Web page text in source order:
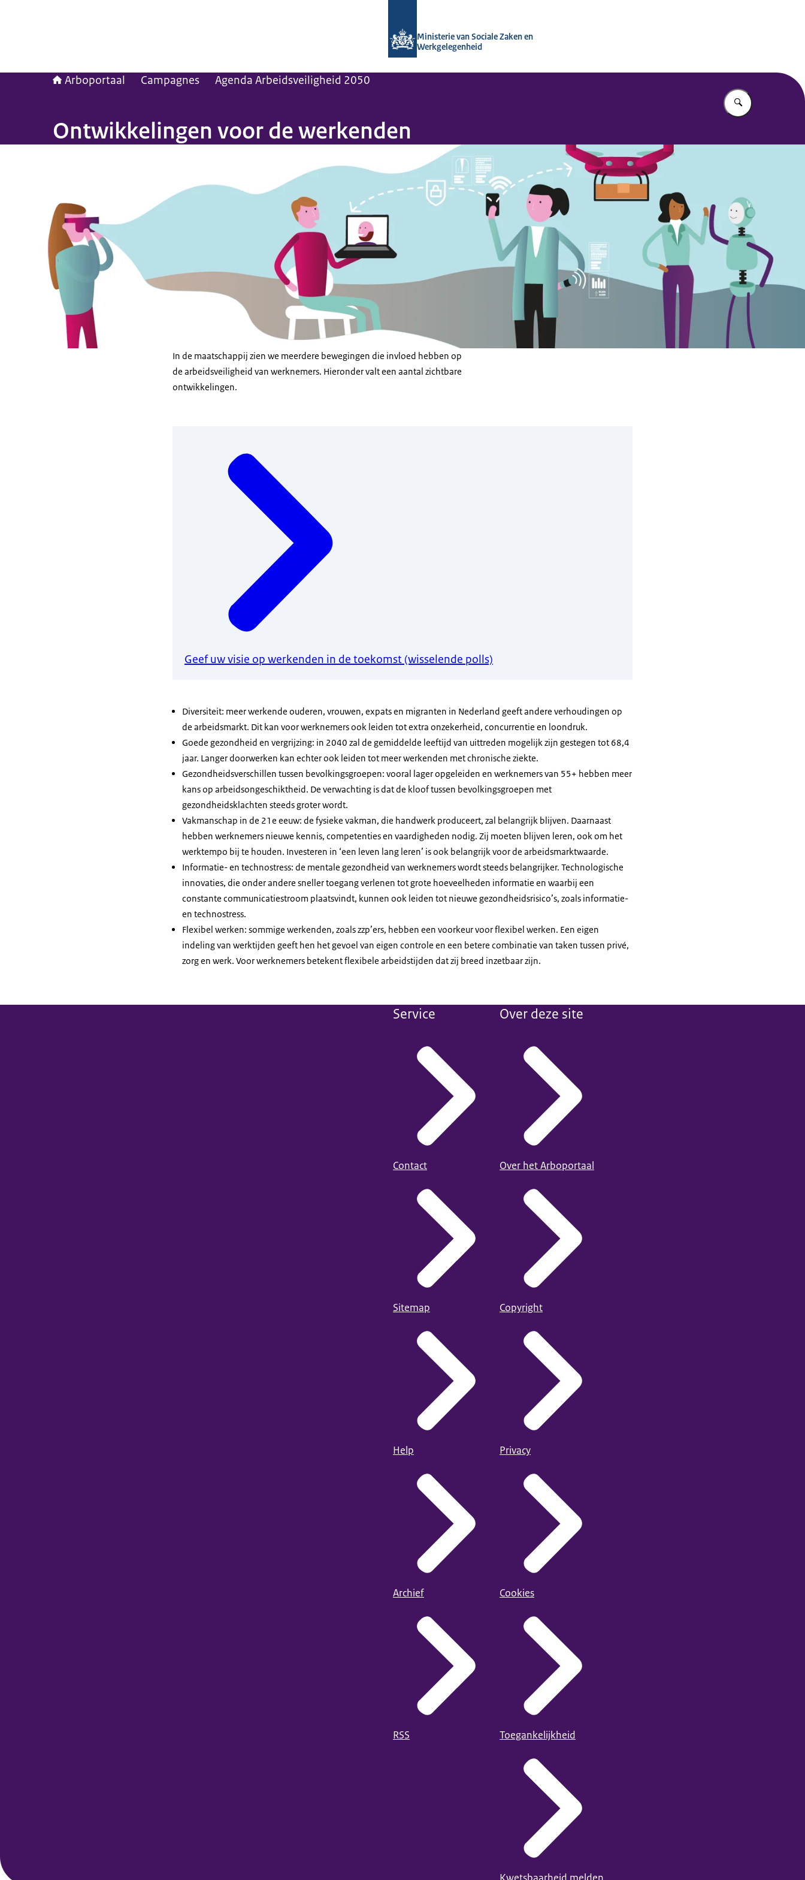
Ministerie van Sociale Zaken en
Werkgelegenheid
Arboportaal Campagnes Agenda Arbeidsveiligheid 2050
Vul in wat u
Ontwikkelingen voor de werkenden
In de maatschappij zien we meerdere bewegingen die invloed hebben op
de arbeidsveiligheid van werknemers. Hieronder valt een aantal zichtbare
ontwikkelingen.
Geef uw visie op werkenden in de toekomst (wisselende polls)
Diversiteit: meer werkende ouderen, vrouwen, expatsen migranten in Nederland geeft andere verhoudingen op
de arbeidsmarkt. Dit kan voor werknemers ook leiden tot extra onzekerheid, concurrentie en loondruk.
Goede gezondheid en vergrijzing: in 2040 zal de gemiddelde leeftijd van uittreden mogelijk zijn gestegen tot 68,4
jaar. Langer doorwerken kan echter ook leiden tot meer werkenden met chronische ziekte.
Gezondheidsverschillen tussen bevolkingsgroepen: vooral lager opgeleiden en werknemers van 55+ hebben meer
kans op arbeidsongeschiktheid. De verwachting is dat de kloof tussen bevolkingsgroepen met
gezondheidsklachten steeds groter wordt.
Vakmanschap in de 21e eeuw: de fysieke vakman, die handwerk produceert, zal belangrijk blijven. Daarnaast
hebben werknemers nieuwe kennis, competenties en vaardigheden nodig. Zij moeten blijven leren, ook om het
werktempo bij te houden. Investeren in ‘een leven lang leren’ is ook belangrijk voor de arbeidsmarktwaarde.
Informatie- en technostress: de mentale gezondheid van werknemers wordt steeds belangrijker. Technologische
innovaties, die onder andere sneller toegang verlenen tot grote hoeveelheden informatie en waarbij een
constante communicatiestroom plaatsvindt, kunnen ook leiden tot nieuwe gezondheidsrisico’s, zoals informatie-
en technostress.
Flexibel werken: sommige werkenden, zoals zzp’ers, hebben een voorkeur voor flexibel werken. Een eigen
indeling van werktijden geeft hen het gevoel van eigen controle en een betere combinatie van taken tussen privé,
zorg en werk. Voor werknemers betekent flexibele arbeidstijden dat zij breed inzetbaar zijn.
Service
Contact
Sitemap
Help
Archief
RSS
Over deze site
Over het Arboportaal
Copyright
Privacy
Cookies
Toegankelijkheid